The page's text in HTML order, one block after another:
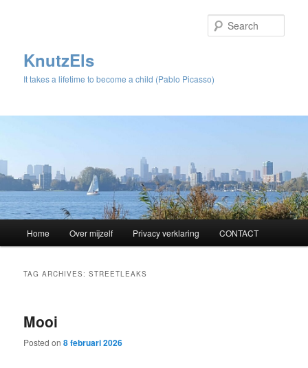
KnutzEls
It takes a lifetime to become a child (Pablo Picasso)
Skip
content
Skip
content
Home Over mijzelf Privacy verklaring CONTACT
TAG ARCHIVES:STREETLEAKS
Mooi
Posted on8 februari 2026